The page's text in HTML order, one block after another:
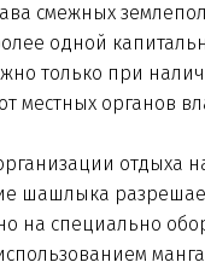
смежных
одной
только при
местных органов
отдыха
шашлыка
на специально